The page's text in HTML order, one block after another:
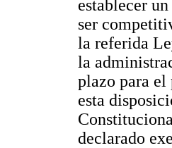
establecer
ser
la referida
la
plazo para el
esta
declarado